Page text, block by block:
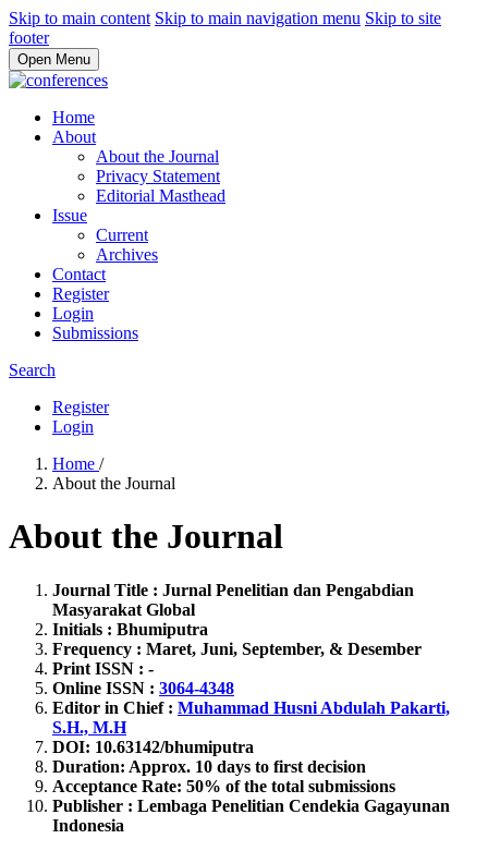
Skip to main content Skip to main navigation menu Skip to site
footer
Open Menu
Home
About
About the Journal
Privacy Statement
Editorial Masthead
Issue
Current
Archives
Contact
Register
Login
Submissions
Search
Register
Login
Home /
About the Journal
About the Journal
Journal Title : Jurnal Penelitian dan Pengabdian
Masyarakat Global
Initials : Bhumiputra
Frequency : Maret, Juni, September, & Desember
Print ISSN : -
Online ISSN : 3064-4348
Editor in Chief : Muhammad Husni Abdulah Pakarti,
S.H., M.H
DOI: 10.63142/bhumiputra
Duration: Approx. 10 days to first decision
Acceptance Rate: 50% of the total submissions
Publisher : Lembaga Penelitian Cendekia Gagayunan
Indonesia